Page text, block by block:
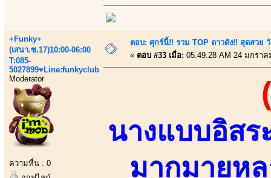
+Funky+
(เสนา.ซ.17)10:00-06:00
T:085-
5027899♥Line:funkyclub
Moderator
ความหื่น : 0
ตอบ: ศุกร์นี้!! รวม TOP ดาวดัง!! สุดสวย
« ตอบ #33 เมื่อ: 05:49:28 AM 24 มกราค
นางแบบอิสร
มากมายห